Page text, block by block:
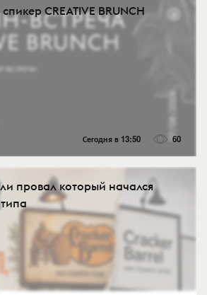
CREATIVE BRUNCH
Сегодня в 13:50 60
провал который начался